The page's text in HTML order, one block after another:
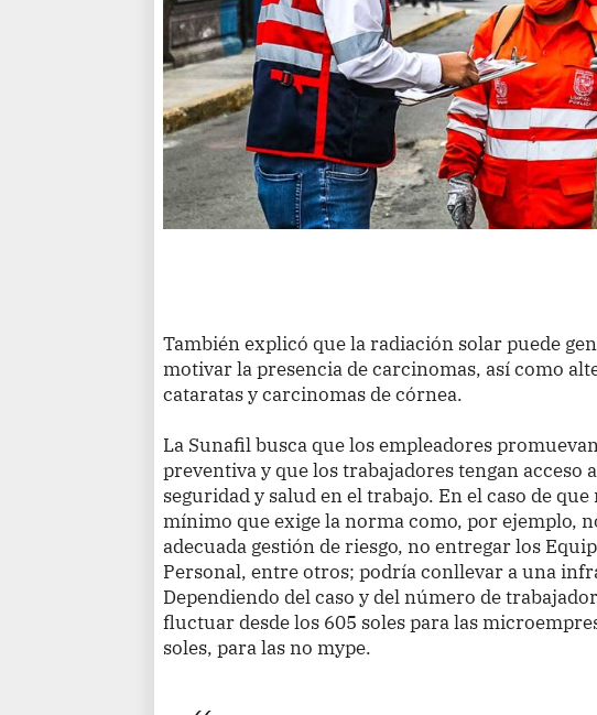
También explicó que la radiación solar puede
motivar la presencia de carcinomas, así como
cataratas y carcinomas de córnea.
La Sunafil busca que los empleadores
preventiva y que los trabajadores tengan acceso
seguridad y salud en el trabajo. En el caso de
mínimo que exige la norma como, por ejemplo,
adecuada gestión de riesgo, no entregar los
Personal, entre otros; podría conllevar a una
Dependiendo del caso y del número de
fluctuar desde los 605 soles para las
soles, para las no mype.